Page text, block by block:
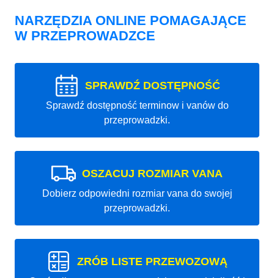
NARZĘDZIA ONLINE POMAGAJĄCE
W PRZEPROWADZCE
SPRAWDŹ DOSTĘPNOŚĆ
Sprawdź dostępność terminow i vanów do
przeprowadzki.
OSZACUJ ROZMIAR VANA
Dobierz odpowiedni rozmiar vana do swojej
przeprowadzki.
ZRÓB LISTE PRZEWOZOWĄ